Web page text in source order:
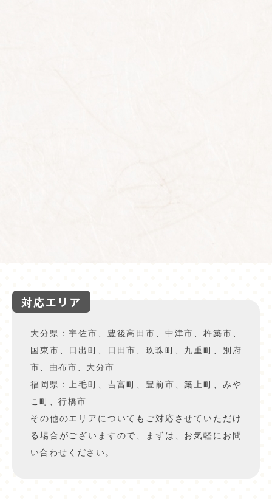
対応エリア
大分県：宇佐市、豊後高田市、中津市、杵築市、
国東市、日出町、日田市、玖珠町、九重町、別府
市、由布市、大分市
福岡県：上毛町、吉富町、豊前市、築上町、みや
こ町、行橋市
その他のエリアについてもご対応させていただけ
る場合がございますので、まずは、お気軽にお問
い合わせください。